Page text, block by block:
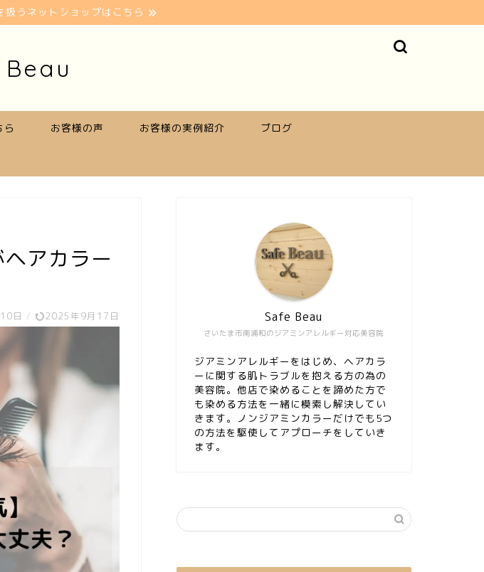
うネットショップはこちら
ら お客様の声 お客様の実例紹介 ブログ
アカラー
日 / 2025年9月17日
さいたま市南浦和のジアミンアレルギー対応美容院
Safe Beau
ジアミンアレルギーをはじめ、ヘアカラ
ーに関する肌トラブルを抱える方の為の
美容院。他店で染めることを諦めた方で
も染める方法を一緒に模索し解決してい
きます。ノンジアミンカラーだけでも5つ
の方法を駆使してアプローチをしていき
ます。